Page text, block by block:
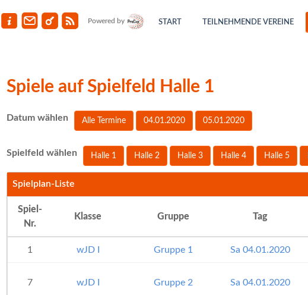
Powered by START TEILNEHMENDE VEREINE
Spiele auf Spielfeld Halle 1
Datum wählen Alle Termine 04.01.2020 05.01.2020
Spielfeld wählen Halle 1 Halle 2 Halle 3 Halle 4 Halle 5
Spielplan-Liste
Spiel-
Nr.
Klasse Gruppe Tag
1 wJD I Gruppe 1 Sa 04.01.2020
7 wJD I Gruppe 2 Sa 04.01.2020